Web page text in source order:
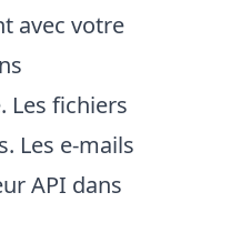
avec votre
Les fichiers
Les e-mails
API dans